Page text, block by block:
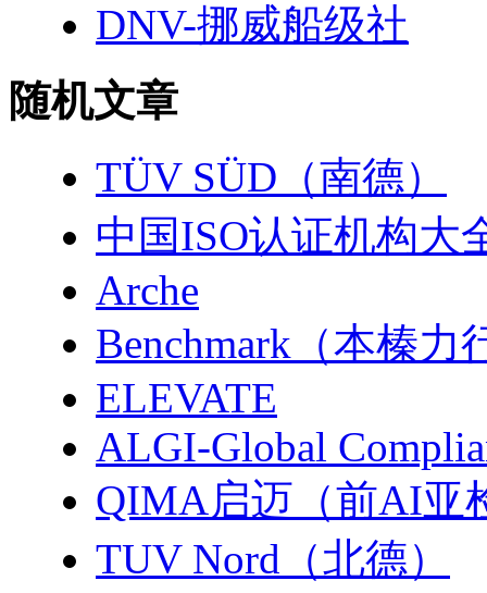
DNV-挪威船级社
随机文章
TÜV SÜD（南德）
中国ISO认证机构大
Arche
Benchmark（本榛力
ELEVATE
ALGI-Global
QIMA启迈（前AI亚
TUV Nord（北德）